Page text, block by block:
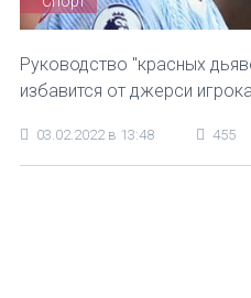
Руководство "красных
избавится от джерси
03.02.2022 в 13:48 455